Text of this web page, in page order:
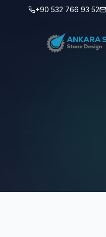
+90 532 766 93 52